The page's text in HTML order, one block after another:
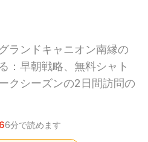
ランドキャニオン南縁の
：早朝戦略、無料シャト
クシーズンの2日間訪問の
6分で読めます